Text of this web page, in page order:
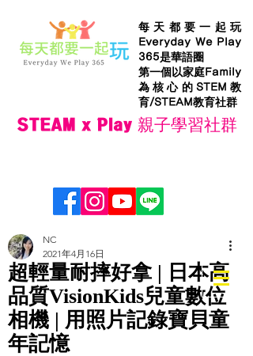
每天都要一起玩
Everyday We Play
365是華語圈
第一個以家庭Family
為核心的STEM教
育/STEAM教育社群
STEAM x Play 親子學習社群
超輕量耐摔好拿 | 日本高
品質VisionKids兒童數位
相機 | 用照片記錄寶貝童
年記憶
NC
2021年4月16日